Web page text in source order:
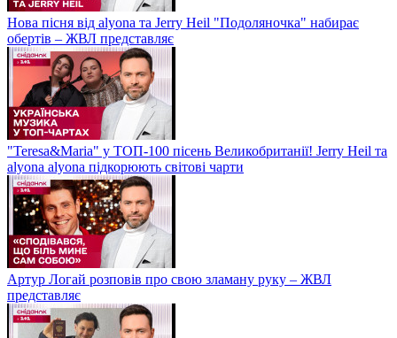
Нова пісня від alyona та Jerry Heil "Подоляночка" набирає
обертів – ЖВЛ представляє
"Teresa&Maria" у ТОП-100 пісень Великобританії! Jerry Heil та
alyona alyona підкорюють світові чарти
Артур Логай розповів про свою зламану руку – ЖВЛ
представляє